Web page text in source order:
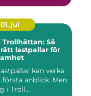
01. jul
Trollhättan: Så
lastpallar för
kan verka
anblick. Men
i Troll...